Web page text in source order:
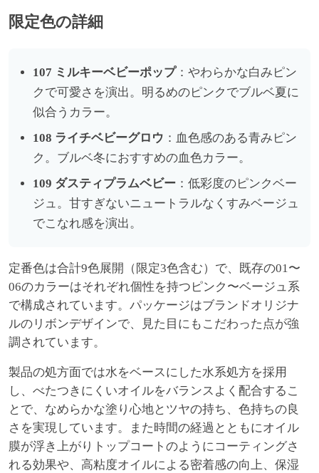
限定色の詳細
107 ミルキーベビーポップ：やわらかな白みピン
クで可愛さを演出。明るめのピンクでブルベ夏に
似合うカラー。
108 ライチベビーグロウ ：血色感のある青みピン
ク。ブルベ冬におすすめの血色カラー。
109 ダスティプラムベビー：低彩度のピンクベー
ジュ。甘すぎないニュートラルなくすみベージュ
でこなれ感を演出。
定番色は合計9色展開（限定3色含む）で、既存の01〜
06のカラーはそれぞれ個性を持つピンク〜ベージュ系
で構成されています。パッケージはブランドオリジナ
ルのリボンデザインで、見た目にもこだわった点が強
調されています。
製品の処方面では水をベースにした水系処方を採用
し、べたつきにくいオイルをバランスよく配合するこ
とで、なめらかな塗り心地とツヤの持ち、色持ちの良
さを実現しています。また時間の経過とともにオイル
膜が浮き上がりトップコートのようにコーティングさ
れる効果や、高粘度オイルによる密着感の向上、保湿